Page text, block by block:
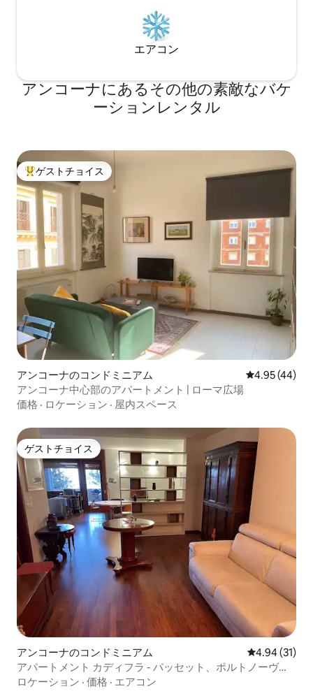
グルベッド2台（連結可）、大きなワード
ローブ、鏡、そして色彩。 マスターベッ
ドルーム：緑色の色合いのエレガントな
れたワードローブがあります。 💛気持ち
よく過ごせるようにデザインされた場所
暖色系、自然光、ヴィンテージのタッ
チ、モダンなディテールが融合し、リラ
ケ地方を探索するのに最適です。
エアコン
アンコーナにあるその他の素敵なバケ
ーションレンタル
大好評のゲストチョイスです。
ゲストチョイス
アンコーナのコンドミニアム レビュー44
4.95 (44)
アンコーナ中心部のアパートメント | ローマ広場
価格 · ロケーション · 屋内スペース
ゲストチョイス
ゲストチョイス
アンコーナのコンドミニアム レビュー31
4.94 (31)
アパートメント カディフラ - パッセット、ポルトノーヴ
ォ、コネロ
ロケーション · 価格 · エアコン